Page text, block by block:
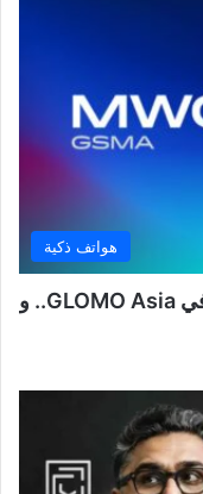
هواتف ذكية
Honor Magic V6 يخطف جائزتين في GLOMO Asia.. و